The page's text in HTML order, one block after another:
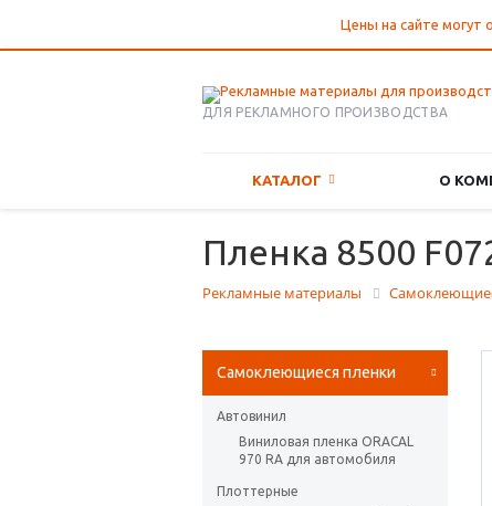
Цены на сайте могут
ДЛЯ РЕКЛАМНОГО ПРОИЗВОДСТВА
КАТАЛОГ О
Пленка 8500
Рекламные материалы
Самоклеющиеся пленки
Автовинил
Виниловая пленка ORACAL
970 RA для автомобиля
Плоттерные